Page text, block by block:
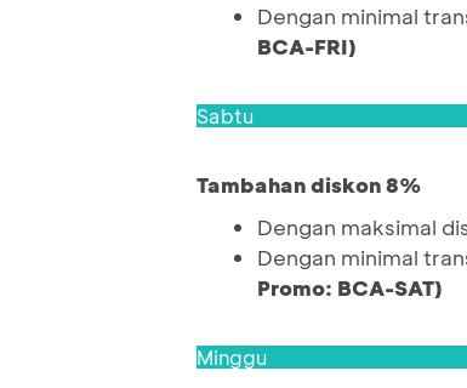
Dengan minimal
BCA-FRI)
Sabtu
Tambahan diskon 8%
Dengan maksimal
Dengan minimal
Promo: BCA-SAT)
Minggu